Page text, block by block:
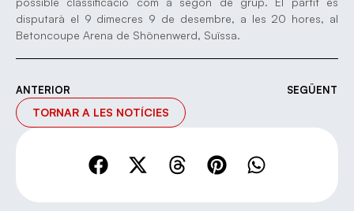
disputarà el 9 dimecres 9 de desembre, a les 20 hores, al
Betoncoupe Arena de Shönenwerd, Suïssa.
ANTERIOR SEGÜENT
TORNAR A LES NOTÍCIES